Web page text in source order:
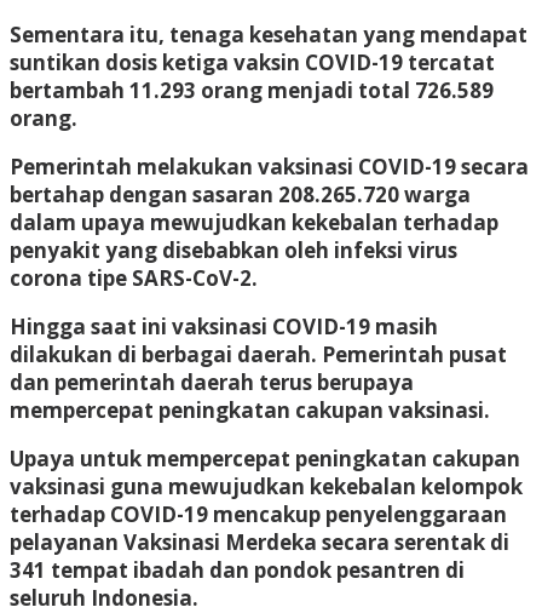
Sementara itu, tenaga kesehatan yang mendapat
suntikan dosis ketiga vaksin COVID-19 tercatat
bertambah 11.293 orang menjadi total 726.589
orang.
Pemerintah melakukan vaksinasi COVID-19 secara
bertahap dengan sasaran 208.265.720 warga
dalam upaya mewujudkan kekebalan terhadap
penyakit yang disebabkan oleh infeksi virus
corona tipe SARS-CoV-2.
Hingga saat ini vaksinasi COVID-19 masih
dilakukan di berbagai daerah. Pemerintah pusat
dan pemerintah daerah terus berupaya
mempercepat peningkatan cakupan vaksinasi.
Upaya untuk mempercepat peningkatan cakupan
vaksinasi guna mewujudkan kekebalan kelompok
terhadap COVID-19 mencakup penyelenggaraan
pelayanan Vaksinasi Merdeka secara serentak di
341 tempat ibadah dan pondok pesantren di
seluruh Indonesia.